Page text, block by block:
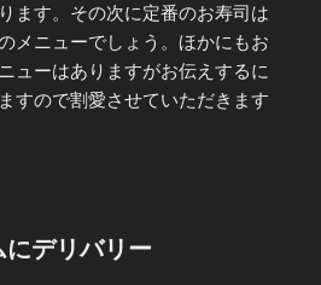
ます。その次に定番のお寿司は
メニューでしょう。ほかにもお
ューはありますがお伝えするに
すので割愛させていただきます
デリバリー